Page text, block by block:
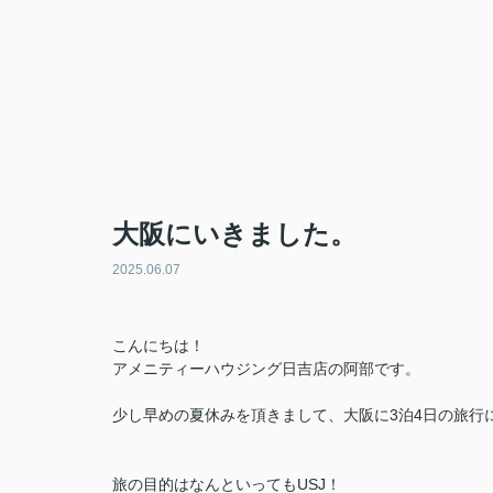
大阪にいきました。
2025.06.07
こんにちは！
アメニティーハウジング日吉店の阿部です。
少し早めの夏休みを頂きまして、大阪に3泊4日の旅行
旅の目的はなんといってもUSJ！